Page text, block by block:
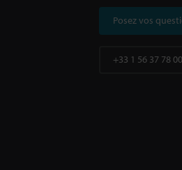
Posez vos
+33 1 56 37 78 00